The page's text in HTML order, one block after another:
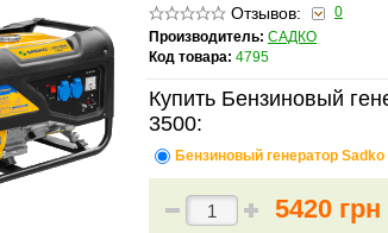
Отзывов:
0
Производитель: САДКО
Код товара: 4795
Купить Бензиновый
3500:
Бензиновый генератор Sadko
5420 грн